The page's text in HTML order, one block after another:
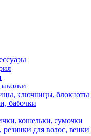
ключницы, блокноты
бабочки
кошельки, сумочки
для волос, венки